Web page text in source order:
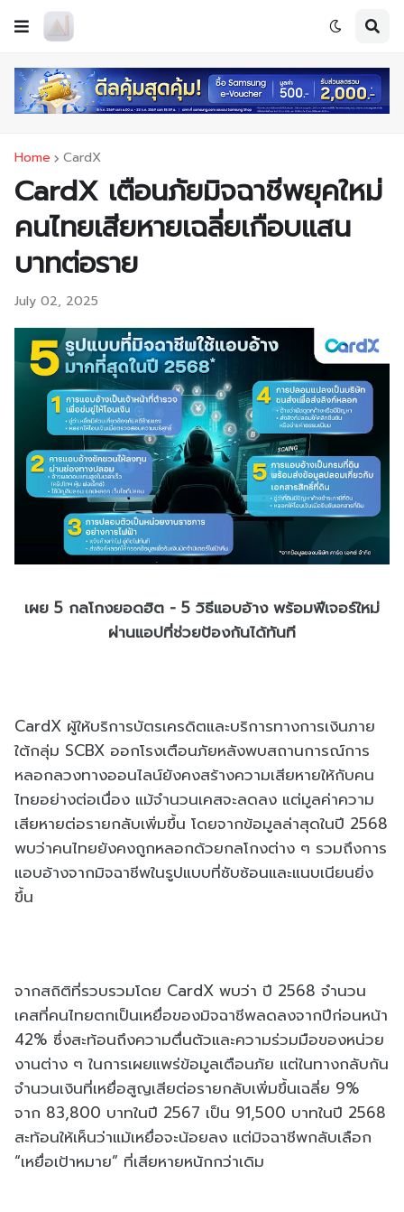
Home CardX
CardX เตือนภัยมิจฉาชีพยุคใหม่
คนไทยเสียหายเฉลี่ยเกือบแสน
บาทต่อราย
July 02, 2025
เผย 5 กลโกงยอดฮิต - 5 วิธีแอบอ้าง พร้อมฟีเจอร์ใหม่
ผ่านแอปที่ช่วยป้องกันได้ทันที
CardX ผู้ให้บริการบัตรเครดิตและบริการทางการเงินภาย
ใต้กลุ่ม SCBX ออกโรงเตือนภัยหลังพบสถานการณ์การ
หลอกลวงทางออนไลน์ยังคงสร้างความเสียหายให้กับคน
ไทยอย่างต่อเนื่อง แม้จำนวนเคสจะลดลง แต่มูลค่าความ
เสียหายต่อรายกลับเพิ่มขึ้น โดยจากข้อมูลล่าสุดในปี 2568
พบว่าคนไทยยังคงถูกหลอกด้วยกลโกงต่าง ๆ รวมถึงการ
แอบอ้างจากมิจฉาชีพในรูปแบบที่ซับซ้อนและแนบเนียนยิ่ง
ขึ้น
จากสถิติที่รวบรวมโดย CardX พบว่า ปี 2568 จำนวน
เคสที่คนไทยตกเป็นเหยื่อของมิจฉาชีพลดลงจากปีก่อนหน้า
42% ซึ่งสะท้อนถึงความตื่นตัวและความร่วมมือของหน่วย
งานต่าง ๆ ในการเผยแพร่ข้อมูลเตือนภัย แต่ในทางกลับกัน
จำนวนเงินที่เหยื่อสูญเสียต่อรายกลับเพิ่มขึ้นเฉลี่ย 9%
จาก 83,800 บาทในปี 2567 เป็น 91,500 บาทในปี 2568
สะท้อนให้เห็นว่าแม้เหยื่อจะน้อยลง แต่มิจฉาชีพกลับเลือก
“เหยื่อเป้าหมาย” ที่เสียหายหนักกว่าเดิม